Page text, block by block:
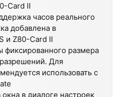
Card II
часов реального
добавлена в
и Z80-Card II
размера
Для
использовать с
в диалоге настроек